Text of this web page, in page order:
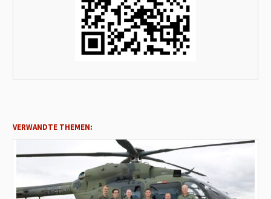
VERWANDTE THEMEN: